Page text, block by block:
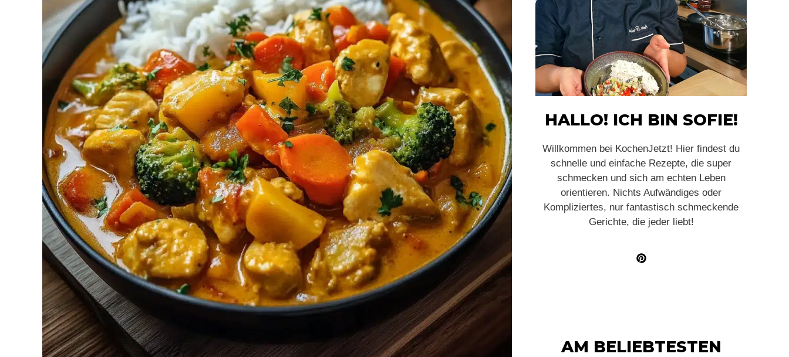
HALLO! ICH BIN SOFIE!
Willkommen bei KochenJetzt! Hier findest du
schnelle und einfache Rezepte, die super
schmecken und sich am echten Leben
orientieren. Nichts Aufwändiges oder
Kompliziertes, nur fantastisch schmeckende
Gerichte, die jeder liebt!
AM BELIEBTESTEN